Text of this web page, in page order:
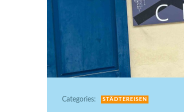
Categories: STÄDTEREISEN